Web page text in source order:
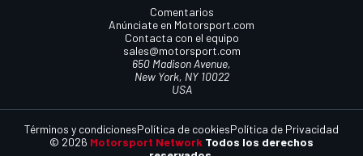
Comentarios
Anúnciate en Motorsport.com
Contacta con el equipo
sales@motorsport.com
650 Madison Avenue,
New York, NY 10022
USA
© 2026 Motorsport Network Todos los derechos
Términos y condicionesPolítica de cookiesPolítica de Privacidad